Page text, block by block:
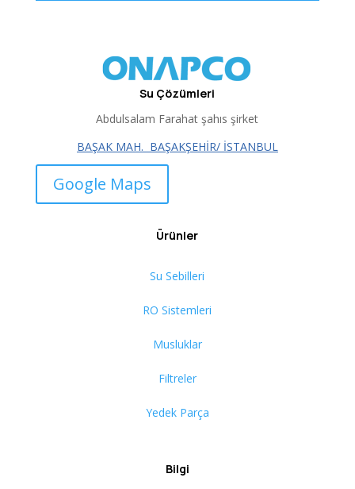
Su Çözümleri
Abdulsalam Farahat şahıs şirket
BAŞAK MAH. BAŞAKŞEHİR/ İSTANBUL
Google Maps
Ürünler
Su Sebilleri
RO Sistemleri
Musluklar
Filtreler
Yedek Parça
Bilgi